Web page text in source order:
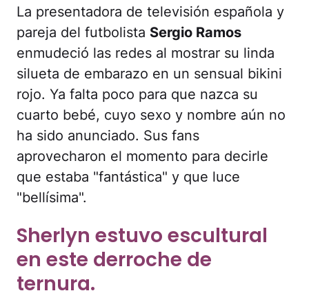
La presentadora de televisión española y
pareja del futbolista Sergio Ramos
enmudeció las redes al mostrar su linda
silueta de embarazo en un sensual bikini
rojo. Ya falta poco para que nazca su
cuarto bebé, cuyo sexo y nombre aún no
ha sido anunciado. Sus fans
aprovecharon el momento para decirle
que estaba "fantástica" y que luce
"bellísima".
Sherlyn estuvo escultural
en este derroche de
ternura.